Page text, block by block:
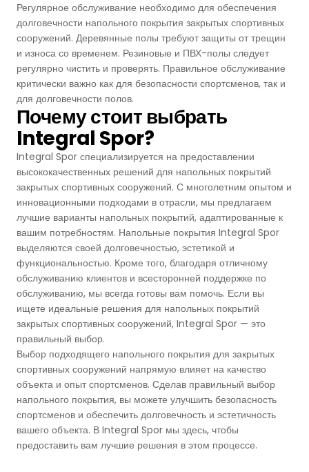
Регулярное обслуживание необходимо для обеспечения
долговечности напольного покрытия закрытых спортивных
сооружений. Деревянные полы требуют защиты от трещин
и износа со временем. Резиновые и ПВХ-полы следует
регулярно чистить и проверять. Правильное обслуживание
критически важно как для безопасности спортсменов, так и
для долговечности полов.
Почему стоит выбрать
Integral Spor?
Integral Spor специализируется на предоставлении
высококачественных решений для напольных покрытий
закрытых спортивных сооружений. С многолетним опытом и
инновационными подходами в отрасли, мы предлагаем
лучшие варианты напольных покрытий, адаптированные к
вашим потребностям. Напольные покрытия Integral Spor
выделяются своей долговечностью, эстетикой и
функциональностью. Кроме того, благодаря отличному
обслуживанию клиентов и всесторонней поддержке по
обслуживанию, мы всегда готовы вам помочь. Если вы
ищете идеальные решения для напольных покрытий
закрытых спортивных сооружений, Integral Spor — это
правильный выбор.
Выбор подходящего напольного покрытия для закрытых
спортивных сооружений напрямую влияет на качество
объекта и опыт спортсменов. Сделав правильный выбор
напольного покрытия, вы можете улучшить безопасность
спортсменов и обеспечить долговечность и эстетичность
вашего объекта. В Integral Spor мы здесь, чтобы
предоставить вам лучшие решения в этом процессе.